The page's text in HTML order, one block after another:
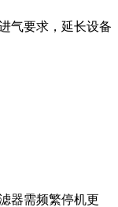
气要求，延长设备
器需频繁停机更